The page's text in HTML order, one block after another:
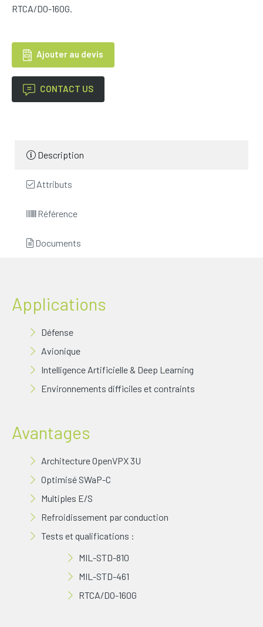
RTCA/DO-160G.
Ajouter au devis
CONTACT US
Description
Attributs
Référence
Documents
Applications
Défense
Avionique
Intelligence Artificielle & Deep Learning
Environnements difficiles et contraints
Avantages
Architecture OpenVPX 3U
Optimisé SWaP-C
Multiples E/S
Refroidissement par conduction
Tests et qualifications :
MIL-STD-810
MIL-STD-461
RTCA/DO-160G